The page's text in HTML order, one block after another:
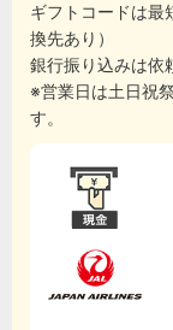
ギフトコードは最
換先あり）
銀行振り込みは依
※営業日は土日祝
す。